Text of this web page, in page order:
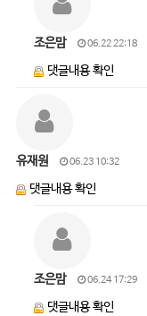
조은맘 06.22 22:18
댓글내용 확인
유재원 06.23 10:32
댓글내용 확인
조은맘 06.24 17:29
댓글내용 확인